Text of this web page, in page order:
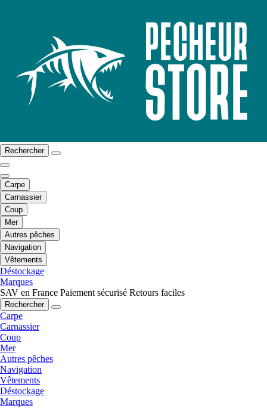
Rechercher
Carpe
Carnassier
Coup
Mer
Autres pêches
Navigation
Vêtements
Déstockage
Marques
SAV en France Paiement sécurisé Retours faciles
Rechercher
Carpe
Carnassier
Coup
Mer
Autres pêches
Navigation
Vêtements
Déstockage
Marques